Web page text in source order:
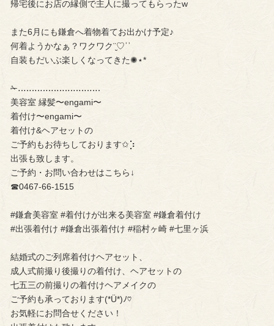
帰宅後にお店の縁側で主人に撮ってもらったw
また6月にも鎌倉へ着物着てお出かけ予定♪
何着ようかなぁ？ワクワク¨̮♡︎ʾʾ
自装もだいぶ楽しくなってきた✺⋆*
✁︎‥‥‥‥‥‥‥‥‥‥‥‥‥‥‥
美容室 縁髪〜engami〜
着付け〜engami〜
着付け&ヘアセットの
ご予約もお待ちしております✩︎⡱
出張も致します。
ご予約・お問い合わせはこちら↓
☎︎0467-66-1515
#鎌倉美容室 #着付けが出来る美容室 #鎌倉着付け
#出張着付け #鎌倉出張着付け #稲村ヶ崎 #七里ヶ浜
結婚式のご列席着付けヘアセット、
成人式前撮り後撮りの着付け、ヘアセットの
七五三の前撮りの着付けヘアメイクの
ご予約も承っております(*Ü*)ﾉ♡
お気軽にお問合せください！